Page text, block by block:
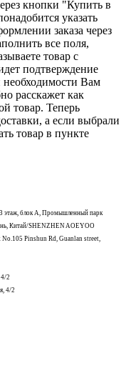
кнопки "Купить в
указать
заказа через
все поля,
товар с
подтверждение
Вам
расскажет как
товар. Теперь
а если выбрали
товар в пункте
блок А, Промышленный парк
Китай/SHENZHEN AOEYOO
Pinshun Rd, Guanlan street,
2
4/2